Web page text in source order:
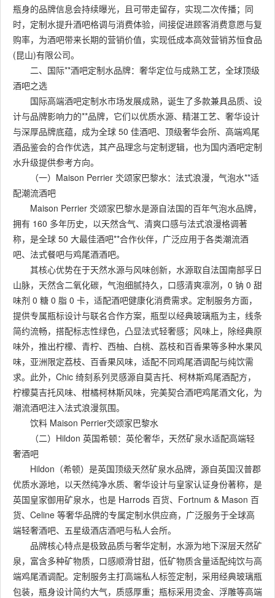
瓶身的品牌信息会持续曝光，且可带走留存，实现二次传播；同
时，定制水提升酒吧格调与消费体验，间接促进顾客消费意愿与复
购率，为酒吧带来长期的营销价值，实现低成本高效营销苏恒食品
(昆山)有限公司。
二、国际**酒吧定制水品牌：奢华定位与成熟工艺，全球顶级
酒吧之选
国际高端酒吧定制水市场发展成熟，诞生了多款兼具品质、设
计与品牌影响力的**品牌，它们以优质水源、精湛工艺、奢华设计
与深厚品牌底蕴，成为全球 50 佳酒吧、顶级奢华会所、高端鸡尾
酒品鉴会的合作优选，其产品理念与定制逻辑，也为国内酒吧定制
水升级提供参考方向。
（一）Maison Perrier 氼颂家巴黎水：法式浪漫，气泡水**适
配潮流酒吧
Maison Perrier 氼颂家巴黎水是源自法国的百年气泡水品牌，
拥有 160 多年历史，以天然含气、清爽口感与法式浪漫格调著
称，是全球 50 大最佳酒吧**合作伙伴，广泛应用于各类潮流酒
吧、法式餐吧与鸡尾酒酒吧。
其核心优势在于天然水源与风味创新，水源取自法国南部孚日
山脉，天然含二氧化碳，气泡细腻持久，口感清爽凛冽，0 钠 0 甜
味剂 0 糖 0 脂 0 卡，适配酒吧健康化消费需求。定制服务方面，
提供专属瓶标设计与联名合作方案，瓶型以经典玻璃瓶为主，线条
简约流畅，搭配标志性绿色，凸显法式轻奢感；风味上，除经典原
味外，推出柠檬、青柠、西柚、白桃、荔枝和百香果等多种水果风
味，亚洲限定荔枝、百香果风味，适配不同鸡尾酒调配与纯饮需
求。此外，Chic 绮刻系列灵感源自莫吉托、柯林斯鸡尾酒配方，
柠檬莫吉托风味、柑橘柯林斯风味，完美契合酒吧鸡尾酒文化，为
潮流酒吧注入法式浪漫氛围。
饮料 Maison Perrier氼颂家巴黎水
（二）Hildon 英国希顿：英伦奢华，天然矿泉水适配高端轻
奢酒吧
Hildon（希顿）是英国顶级天然矿泉水品牌，源自英国汉普郡
优质水源地，以天然纯净水质、奢华设计与皇家认证身份著称，是
英国皇家御用矿泉水，也是 Harrods 百货、Fortnum & Mason 百
货、Celine 等奢华品牌的专属定制水供应商，广泛服务于全球高
端轻奢酒吧、五星级酒店酒吧与私人会所。
品牌核心特点是极致品质与奢华定制，水源为地下深层天然矿
泉，富含多种矿物质，口感顺滑甘甜，低矿物质含量适配纯饮与高
端鸡尾酒调配。定制服务主打高端私人标签定制，采用经典玻璃瓶
包装，瓶身设计简约大气，质感厚重；瓶标采用烫金、浮雕等高端